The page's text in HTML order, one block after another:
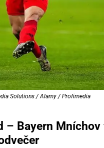
Solutions / Alamy / Profimedia
– Bayern Mníchov